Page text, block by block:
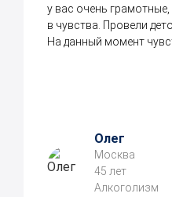
у вас очень
в чувства. Провели
На данный момент
Олег
Москва
45 лет
Алкоголизм